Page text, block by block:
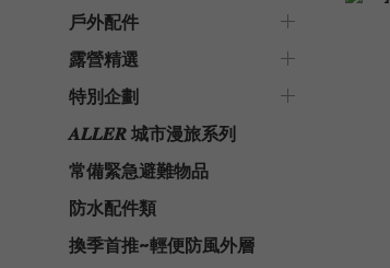
戶外配件
露營精選
特別企劃
𝑨𝑳𝑳𝑬𝑹 城市漫旅系列
常備緊急避難物品
防水配件類
換季首推~輕便防風外層